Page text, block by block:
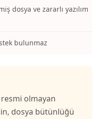
dosya ve zararlı yazılım
bulunmaz
resmi olmayan
dosya bütünlüğü